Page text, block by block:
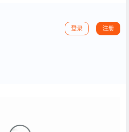
登录 注册